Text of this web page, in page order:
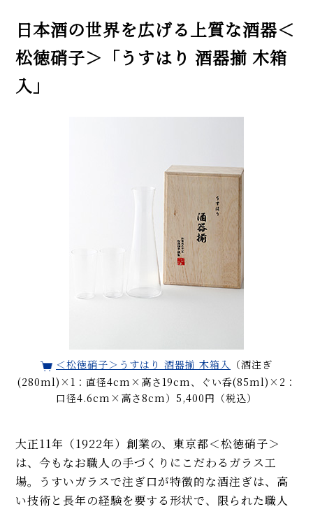
日本酒の世界を広げる上質な酒器＜
松徳硝子＞「うすはり 酒器揃 木箱
入」
＜松徳硝子＞うすはり 酒器揃 木箱入 （酒注ぎ
(280ml)×1：直径4cm×高さ19cm、ぐい呑(85ml)×2：
口径4.6cm×高さ8cm）5,400円（税込）
大正11年（1922年）創業の、東京都＜松徳硝子＞
は、今もなお職人の手づくりにこだわるガラス工
場。うすいガラスで注ぎ口が特徴的な酒注ぎは、高
い技術と長年の経験を要する形状で、限られた職人